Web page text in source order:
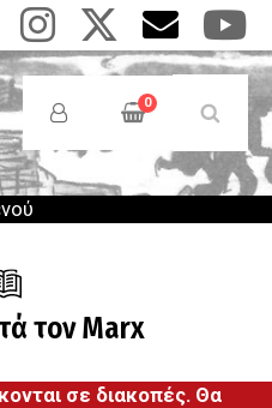
Anonymous
Users
Menu
0
τον Marx
σε διακοπές. Θα